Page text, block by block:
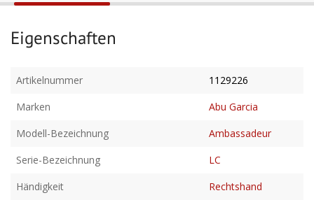
Eigenschaften
Artikelnummer
1129226
Marken
Abu Garcia
Modell-Bezeichnung
Ambassadeur
Serie-Bezeichnung
LC
Händigkeit
Rechtshand